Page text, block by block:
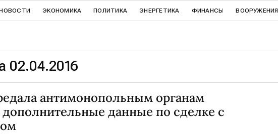
ЭКОНОМИКА ПОЛИТИКА ЭНЕРГЕТИКА ФИНАНСЫ ВООРУЖЕНИЯ
02.04.2016
антимонопольным органам
данные по сделке с